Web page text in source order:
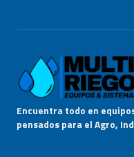
Encuentra todo en
pensados para el Agro,